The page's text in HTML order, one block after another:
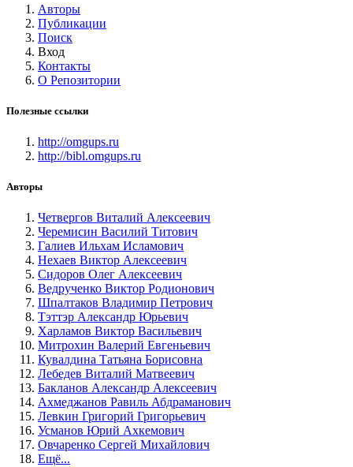
Авторы
Публикации
Поиск
Вход
Контакты
О Репозитории
Полезные ссылки
http://omgups.ru
http://bibl.omgups.ru
Авторы
Четвергов Виталий Алексеевич
Черемисин Василий Титович
Галиев Ильхам Исламович
Нехаев Виктор Алексеевич
Сидоров Олег Алексеевич
Ведрученко Виктор Родионович
Шпалтаков Владимир Петрович
Тэттэр Александр Юрьевич
Харламов Виктор Васильевич
Митрохин Валерий Евгеньевич
Кувалдина Татьяна Борисовна
Лебедев Виталий Матвеевич
Бакланов Александр Алексеевич
Ахмеджанов Равиль Абдраманович
Левкин Григорий Григорьевич
Усманов Юрий Ахкемович
Овчаренко Сергей Михайлович
Ещё...